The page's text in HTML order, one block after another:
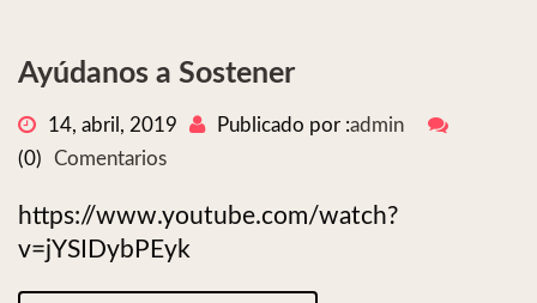
Ayúdanos a Sostener
14, abril, 2019 Publicado por :admin
(0)
Comentarios
https://www.youtube.com/watch?
v=jYSIDybPEyk